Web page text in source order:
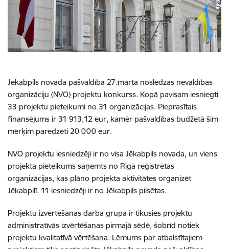
Jēkabpils novada pašvaldībā 27.martā noslēdzās nevaldības
organizāciju (NVO) projektu konkurss. Kopā pavisam iesniegti
33 projektu pieteikumi no 31 organizācijas. Pieprasītais
finansējums ir 31 913,12 eur, kamēr pašvaldības budžetā šim
mērķim paredzēti 20 000 eur.
NVO projektu iesniedzēji ir no visa Jēkabpils novada, un viens
projekta pieteikums saņemts no Rīgā reģistrētas
organizācijas, kas plāno projekta aktivitātes organizēt
Jēkabpilī. 11 iesniedzēji ir no Jēkabpils pilsētas.
Projektu izvērtēšanas darba grupa ir tikusies projektu
administratīvās izvērtēšanas pirmajā sēdē, šobrīd notiek
projektu kvalitatīvā vērtēšana. Lēmums par atbalstītajiem